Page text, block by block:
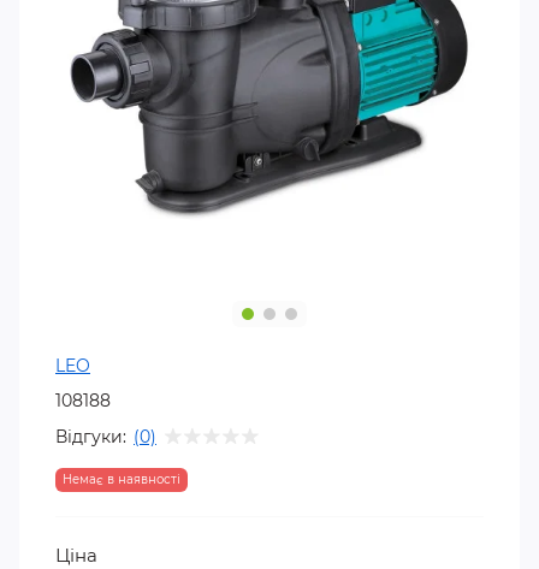
LEO
108188
Відгуки: (0)
Немає в наявності
Ціна